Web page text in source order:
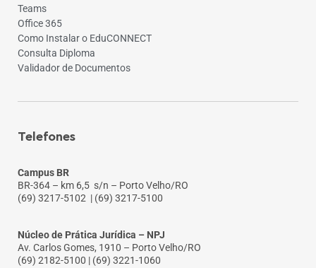
Teams
Office 365
Como Instalar o EduCONNECT
Consulta Diploma
Validador de Documentos
Telefones
Campus BR
BR-364 – km 6,5 s/n – Porto Velho/RO
(69) 3217-5102 | (69) 3217-5100
Núcleo de Prática Jurídica – NPJ
Av. Carlos Gomes, 1910 – Porto Velho/RO
(69) 2182-5100 | (69) 3221-1060